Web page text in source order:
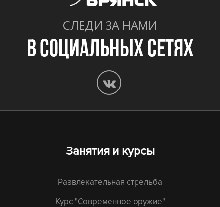
СЛЕДИ ЗА НАМИ
В СОЦИАЛЬНЫХ СЕТЯХ
Занятия и курсы
Развлекательная стрельба
Курс "Современное оружие"